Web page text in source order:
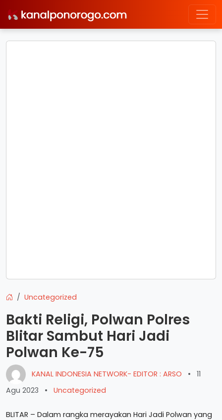
Uncategorized
Bakti Religi, Polwan Polres
Blitar Sambut Hari Jadi
Polwan Ke-75
KANAL INDONESIA NETWORK- EDITOR : ARSO •
11
Agu 2023
• Uncategorized
BLITAR – Dalam rangka merayakan Hari Jadi Polwan yang